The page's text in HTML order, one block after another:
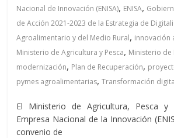
Nacional de Innovación (ENISA), ENISA,
de Acción 2021-2023 de la Estrategia de
Agroalimentario y del Medio Rural, innovación
Ministerio de Agricultura y Pesca, Ministerio de
modernización, Plan de Recuperación,
pymes agroalimentarias,Transformación
El Ministerio de Agricultura, Pesca y
Empresa Nacional de la Innovación
convenio de